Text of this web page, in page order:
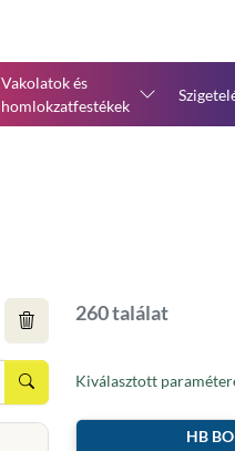
Vakolatok és
homlokzatfestékek
260 találat
Kiválasztott
HB